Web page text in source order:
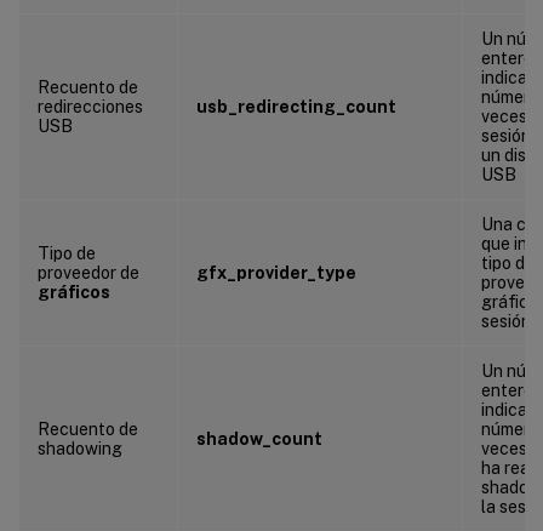
Recuento de
redirecciones
USB
usb_redirecting_count
Un
entero
indica
número
veces
sesión
un
USB
Tipo de
proveedor de
gráficos
gfx_provider_type
Una
que
tipo de
sesión
Recuento de
shadowing
shadow_count
Un
entero
indica
número
veces
ha
la